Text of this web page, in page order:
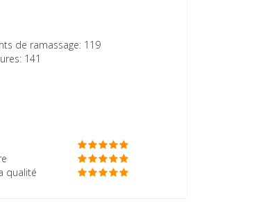
de ramassage: 119
141
qualité